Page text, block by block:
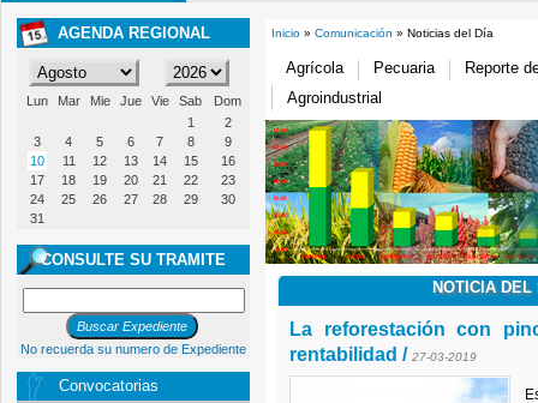
AGENDA REGIONAL
Lun Mar Mie Jue Vie Sab
Dom
1
2
3
4 5 6 7 8
9
10
11 12 13 14 15
16
17
18 19 20 21 22
23
24
25 26 27 28 29
30
31
CONSULTE SU TRAMITE
No recuerda su numero de Expediente
Convocatorias
Inicio » Comunicación » Noticias del Día
Agrícola Pecuaria
Reporte
Agroindustrial
NOTICIA DEL
La reforestación con
rentabilidad / 27-03-2019